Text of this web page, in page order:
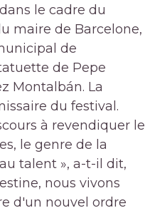
le cadre du
maire de Barcelone,
de
de Pepe
Montalbán. La
du festival.
à revendiquer le
le genre de la
talent », a-t-il dit,
nous vivons
d'un nouvel ordre